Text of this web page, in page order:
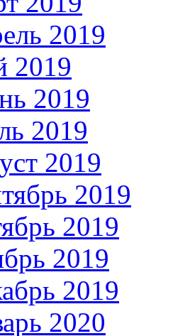
2019
2019
2019
2019
2019
2019
2019
2019
2019
2020